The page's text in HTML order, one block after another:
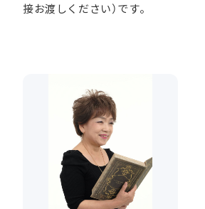
接お渡しください）です。